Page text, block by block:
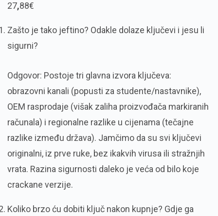
27,88€
Zašto je tako jeftino? Odakle dolaze ključevi i jesu li
sigurni?
Odgovor: Postoje tri glavna izvora ključeva:
obrazovni kanali (popusti za studente/nastavnike),
OEM rasprodaje (višak zaliha proizvođača markiranih
računala) i regionalne razlike u cijenama (tečajne
razlike između država). Jamčimo da su svi ključevi
originalni, iz prve ruke, bez ikakvih virusa ili stražnjih
vrata. Razina sigurnosti daleko je veća od bilo koje
crackane verzije.
Koliko brzo ću dobiti ključ nakon kupnje? Gdje ga